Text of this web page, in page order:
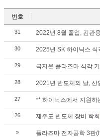
번호
31 2022년 8월 졸업, 김관
30 2025년 SK 하이닉스 식
29 극저온 플라즈마 식각
28 2021년 반도체의 날, 산
27 ** 하이닉스에서 지원하
26 제주도 반도체 장비 학회
» 플라즈마 전자공학 3판